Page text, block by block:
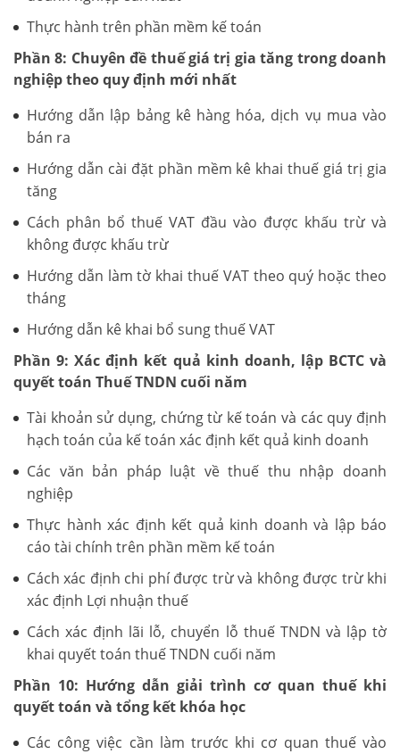
Thực hành trên phần mềm kế toán
Phần 8: Chuyên đề thuế giá trị gia tăng trong doanh
nghiệp theo quy định mới nhất
Hướng dẫn lập bảng kê hàng hóa, dịch vụ mua vào
bán ra
Hướng dẫn cài đặt phần mềm kê khai thuế giá trị gia
tăng
Cách phân bổ thuế VAT đầu vào được khấu trừ và
không được khấu trừ
Hướng dẫn làm tờ khai thuế VAT theo quý hoặc theo
tháng
Hướng dẫn kê khai bổ sung thuế VAT
Phần 9: Xác định kết quả kinh doanh, lập BCTC và
quyết toán Thuế TNDN cuối năm
Tài khoản sử dụng, chứng từ kế toán và các quy định
hạch toán của kế toán xác định kết quả kinh doanh
Các văn bản pháp luật về thuế thu nhập doanh
nghiệp
Thực hành xác định kết quả kinh doanh và lập báo
cáo tài chính trên phần mềm kế toán
Cách xác định chi phí được trừ và không được trừ khi
xác định Lợi nhuận thuế
Cách xác định lãi lỗ, chuyển lỗ thuế TNDN và lập tờ
khai quyết toán thuế TNDN cuối năm
Phần 10: Hướng dẫn giải trình cơ quan thuế khi
quyết toán và tổng kết khóa học
Các công việc cần làm trước khi cơ quan thuế vào